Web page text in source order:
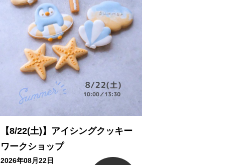
【8/22(土)】アイシングクッキー
ワークショップ
2026年08月22日